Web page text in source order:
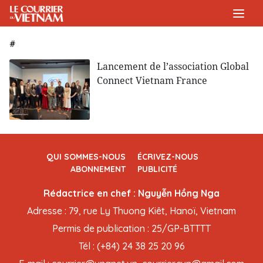
#
Lancement de l’association Global
Connect Vietnam France
QUI SOMMES-NOUS
ÉCRIVEZ-NOUS
ABONNEMENT
PUBLICITÉ
Rédactrice en chef : Nguyễn Hồng Nga
Adresse : 79, rue Ly Thuong Kiêt, Hanoï, Vietnam
Permis de publication : 25/GP-BTTTT
Tél : (+84) 24 38 25 20 96